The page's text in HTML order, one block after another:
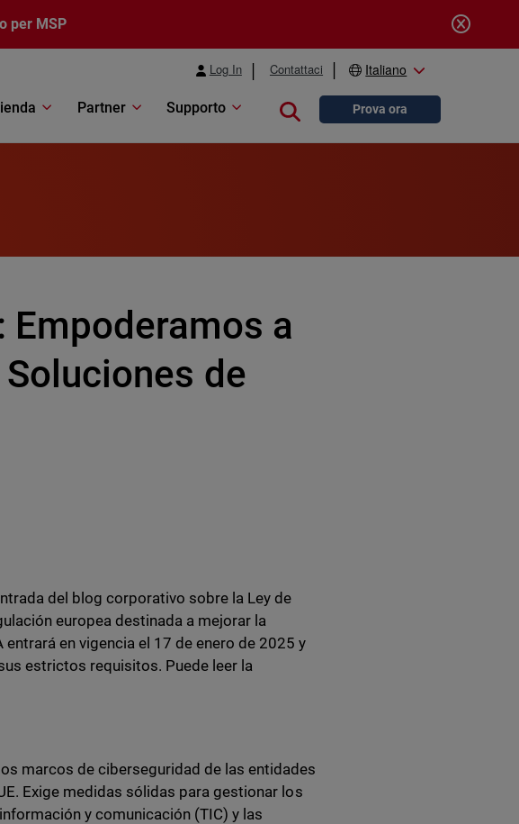
per MSP
Log In Contattaci Italiano
Partner Supporto Close searchProva ora
Empoderamos a
de
del blog corporativo sobre la Ley de
europea destinada a mejorar la
en vigencia el 17 de enero de 2025 y
estrictos requisitos. Puede leer la
marcos de ciberseguridad de las entidades
Exige medidas sólidas para gestionar los
y comunicación (TIC) y las